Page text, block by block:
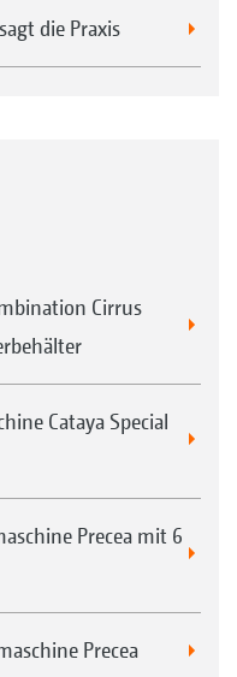
die Praxis
Cirrus
Cataya Special
Precea mit 6
Precea